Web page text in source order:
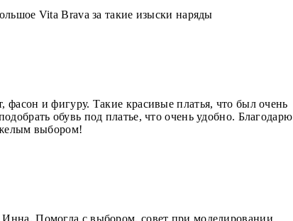
Vita Brava за такие изыски наряды
и фигуру. Такие красивые платья, что был очень
обувь под платье, что очень удобно. Благодарю
выбором!
Помогла с выбором, совет при моделировании